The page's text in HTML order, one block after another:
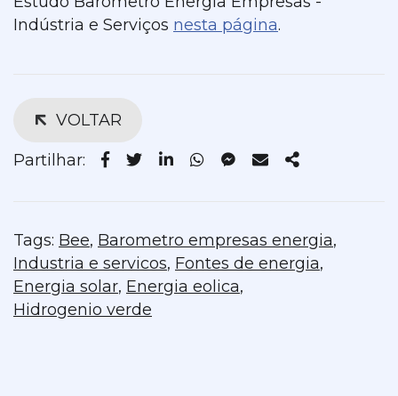
Indústria e Serviços nesta página.
VOLTAR
Partilhar:
Tags: Bee, Barometro empresas energia,
Industria e servicos, Fontes de energia,
Energia solar, Energia eolica,
Hidrogenio verde